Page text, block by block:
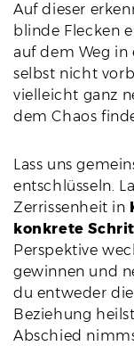
Auf dieser
blinde Flecken
auf dem Weg
selbst nicht
vielleicht ganz
dem Chaos
Lass uns
entschlüsseln.
Zerrissenheit in
konkrete
Perspektive
gewinnen und
du entweder
Beziehung
Abschied